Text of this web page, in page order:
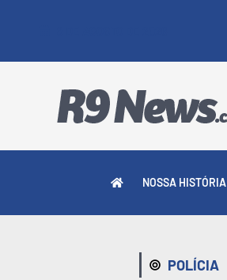
NOSSA HISTÓRIA
POLÍCIA